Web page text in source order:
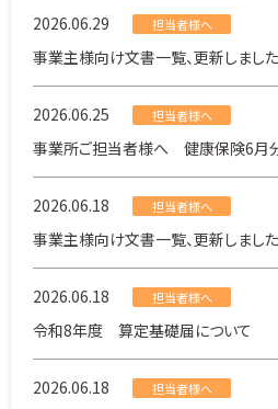
2026.06.29 担当者様へ
事業主様向け文書一覧、更新しました
2026.06.25 担当者様へ
事業所ご担当者様へ 健康保険6月
2026.06.18 担当者様へ
事業主様向け文書一覧、更新しました
2026.06.18 担当者様へ
令和8年度 算定基礎届について
2026.06.18 担当者様へ